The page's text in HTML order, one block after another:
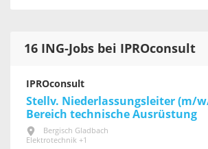
16 ING-Jobs bei IPROconsult
IPROconsult
Stellv. Niederlassungsleiter (m/
Bereich technische Ausrüstung
Bergisch Gladbach
Elektrotechnik +1